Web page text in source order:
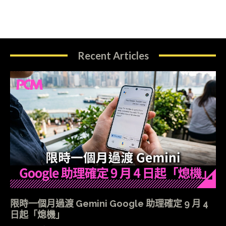
Recent Articles
限時一個月過渡 Gemini Google 助理確定 9 月 4
日起「熄機」